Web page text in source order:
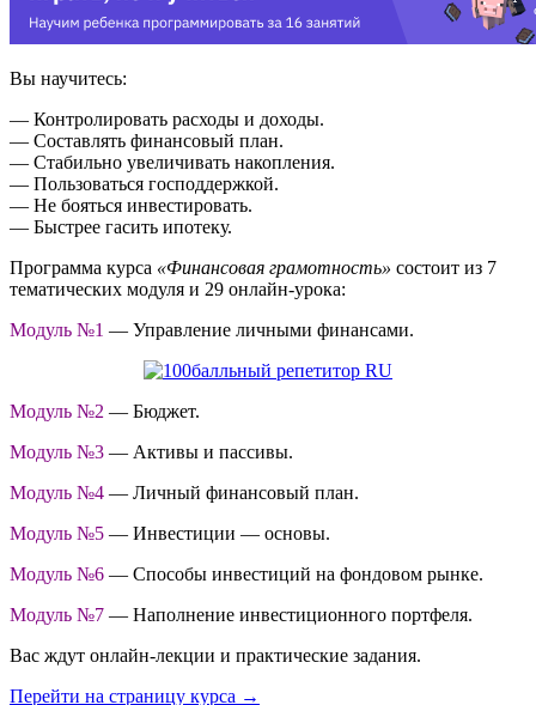
Вы научитесь:
— Контролировать расходы и доходы.
— Составлять финансовый план.
— Стабильно увеличивать накопления.
— Пользоваться господдержкой.
— Не бояться инвестировать.
— Быстрее гасить ипотеку.
Программа курса «Финансовая грамотность» состоит из 7
тематических модуля и 29 онлайн-урока:
Модуль №1 — Управление личными финансами.
Модуль №2 — Бюджет.
Модуль №3 — Активы и пассивы.
Модуль №4 — Личный финансовый план.
Модуль №5 — Инвестиции — основы.
Модуль №6 — Способы инвестиций на фондовом рынке.
Модуль №7 — Наполнение инвестиционного портфеля.
Вас ждут онлайн-лекции и практические задания.
Перейти на страницу курса →